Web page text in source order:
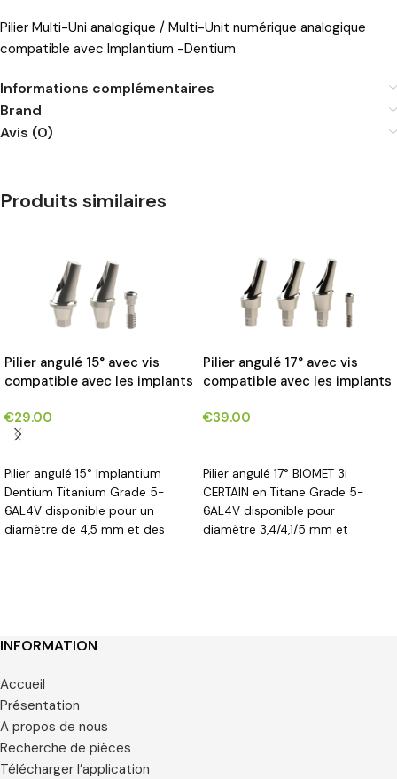
Pilier Multi-Uni analogique / Multi-Unit numérique analogique
compatible avec Implantium -Dentium
Informations complémentaires
Brand
Avis (0)
Produits similaires
Pilier angulé 15° avec vis
compatible avec les implants
€29.00
CHOIX DES OPTIONS
Pilier angulé 15° Implantium
Dentium Titanium Grade 5-
6AL4V disponible pour un
diamètre de 4,5 mm et des
Pilier angulé 17° avec vis
compatible avec les implants
€39.00
Pilier angulé 17° BIOMET 3i
CERTAIN en Titane Grade 5-
6AL4V disponible pour
diamètre 3,4/4,1/5 mm et
INFORMATION
Accueil
Présentation
A propos de nous
Recherche de pièces
Télécharger l’application